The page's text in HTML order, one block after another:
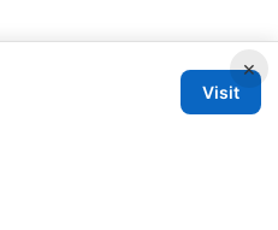
×
Visit